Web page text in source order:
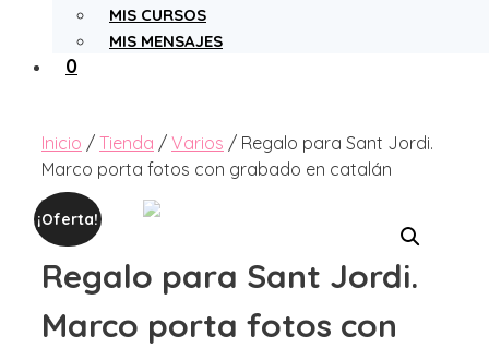
MIS CURSOS
MIS MENSAJES
0
Inicio / Tienda / Varios / Regalo para Sant Jordi.
Marco porta fotos con grabado en catalán
¡Oferta!
Regalo para Sant Jordi.
Marco porta fotos con